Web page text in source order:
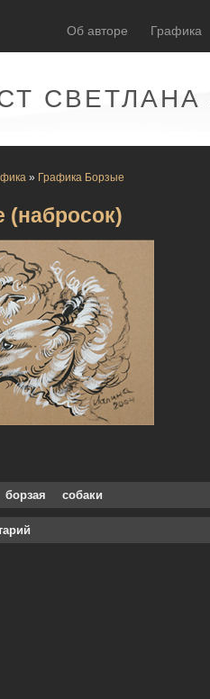
Об авторе Графика
СВЕТЛАНА
» Графика Борзые
(набросок)
борзая собаки